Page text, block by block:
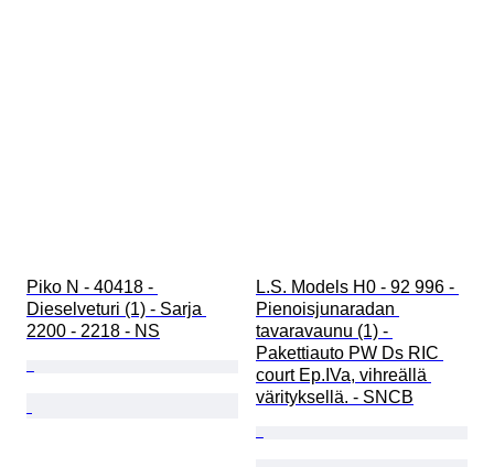
Piko N - 40418 -
Dieselveturi (1) - Sarja
2200 - 2218 - NS
L.S. Models H0 - 92 996 -
Pienoisjunaradan
tavaravaunu (1) -
Pakettiauto PW Ds RIC
court Ep.IVa, vihreällä
värityksellä. - SNCB